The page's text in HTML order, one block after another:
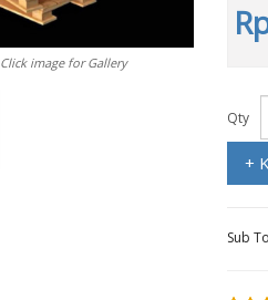
Click image for Gallery
Qty
+
Sub